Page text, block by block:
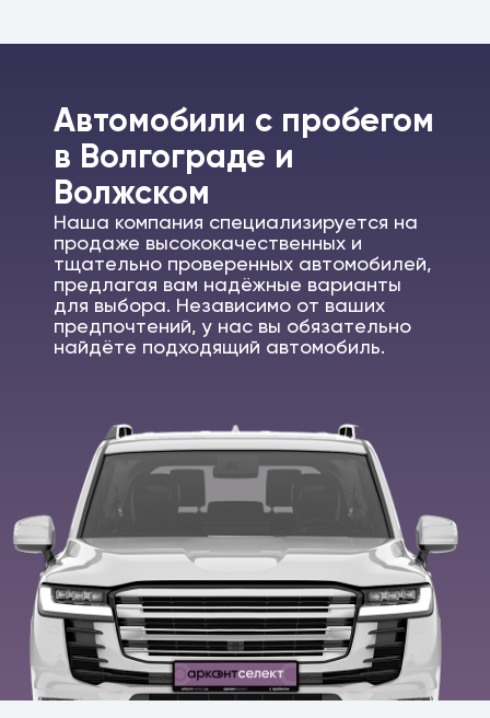
Автомобили c пробегом
в Волгограде и
Волжском
Наша компания специализируется на
продаже высококачественных и
тщательно проверенных автомобилей,
предлагая вам надёжные варианты
для выбора. Независимо от ваших
предпочтений, у нас вы обязательно
найдёте подходящий автомобиль.